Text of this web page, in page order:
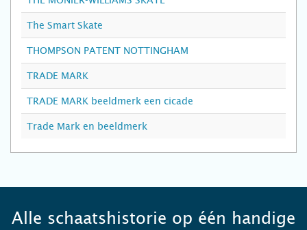
The Smart Skate
THOMPSON PATENT NOTTINGHAM
TRADE MARK
TRADE MARK beeldmerk een cicade
Trade Mark en beeldmerk
Alle schaatshistorie op één handige